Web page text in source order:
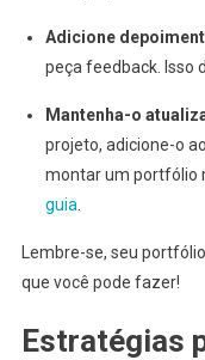
Adicione
peça feedback. Isso
Mantenha-o
projeto, adicione-o
montar um portfólio
guia
Lembre-se, seu
que você pode fazer!
Estratégias